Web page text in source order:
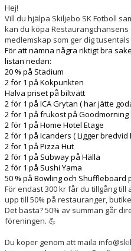
DOKUMENT
Hej!
Vill du hjälpa Skiljebo SK Fotboll
kan du köpa
medlemskap som ger dig
För att nämna några riktigt bra
listan nedan:
20 % på Stadium
2 för 1 på Kokpunkten
Halva priset på biltvätt
2 för 1 på ICA Grytan ( har jätte
2 för 1 på frukost på Goodmorning
2 för 1 på Home Hotel Etage
2 för 1 på Icanders ( Ligger bredvid
2 för 1 på Pizza Hut
2 för 1 på Subway på Hälla
2 för 1 på Sushi Yama
50 % på Bowling och Shuffleboard
För endast 300 kr får du tillgång
upp till 50% på restauranger,
Det bästa? 50% av summan går
föreningen. 💪
Du köper genom att maila